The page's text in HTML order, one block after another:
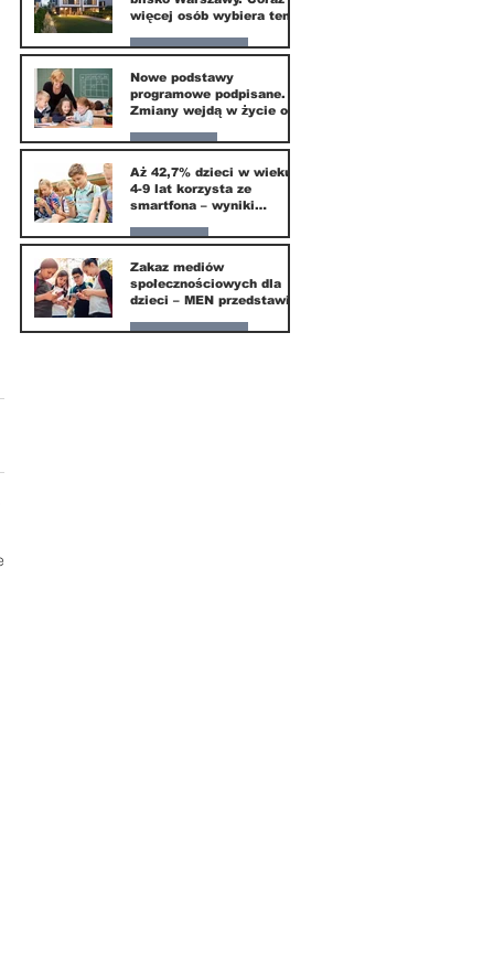
więcej osób wybiera ten
Nasze miasto
20 mar
Nowe podstawy
programowe podpisane.
Zmiany wejdą w życie od
Edukacja
16 mar
Aż 42,7% dzieci w wieku
4-9 lat korzysta ze
smartfona – wyniki
Instytutu Mediów
Parents
1 mar
Zakaz mediów
społecznościowych dla
dzieci – MEN przedstawia
Nasze miasto